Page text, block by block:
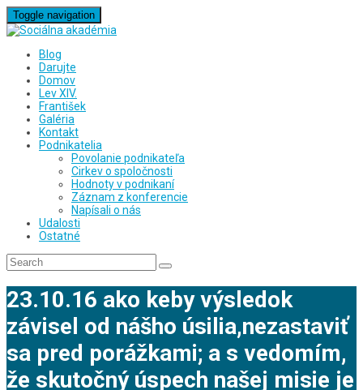
Toggle navigation
Blog
Darujte
Domov
Lev XIV.
František
Galéria
Kontakt
Podnikatelia
Povolanie podnikateľa
Cirkev o spoločnosti
Hodnoty v podnikaní
Záznam z konferencie
Napísali o nás
Udalosti
Ostatné
23.10.16 ako keby výsledok
závisel od nášho úsilia,nezastaviť
sa pred porážkami; a s vedomím,
že skutočný úspech našej misie je